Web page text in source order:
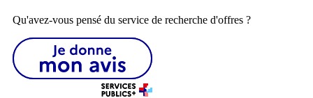
Qu'avez-vous pensé du service de recherche d'offres ?